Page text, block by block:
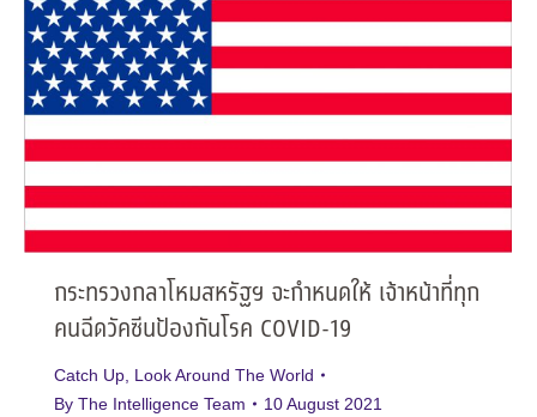
กระทรวงกลาโหมสหรัฐฯ จะกำหนดให้ เจ้าหน้าที่ทุก
คนฉีดวัคซีนป้องกันโรค COVID-19
Catch Up Look Around The World
By The Intelligence Team 10 August 2021